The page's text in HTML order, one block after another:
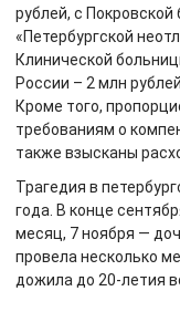
рублей, с
«Петербургской
Клинической
России – 2 млн
Кроме того,
требованиям о
также взысканы
Трагедия в
года. В конце
месяц, 7 ноября —
провела несколько
дожила до 20-летия